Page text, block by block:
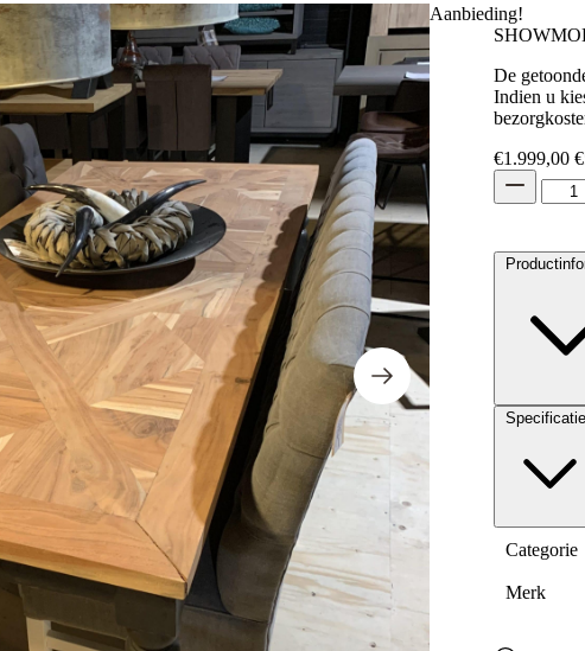
Aanbieding!
De
Indien u
€1.999,00 €
Categorie
Merk